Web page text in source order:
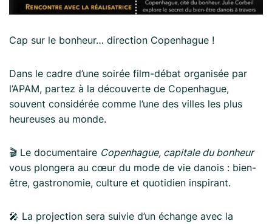
Cap sur le bonheur… direction Copenhague !
Dans le cadre d’une soirée film-débat organisée par
l’APAM, partez à la découverte de Copenhague,
souvent considérée comme l’une des villes les plus
heureuses au monde.
🎬 Le documentaire Copenhague, capitale du bonheur
vous plongera au cœur du mode de vie danois : bien-
être, gastronomie, culture et quotidien inspirant.
🎤 La projection sera suivie d’un échange avec la